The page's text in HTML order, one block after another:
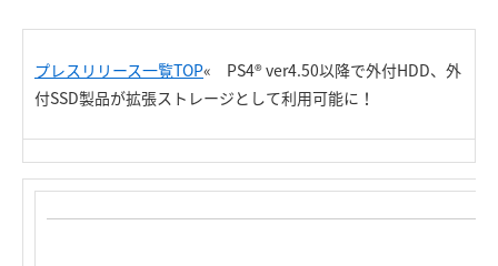
プレスリリース一覧TOP« PS4® ver4.50以降で外付HDD、外
付SSD製品が拡張ストレージとして利用可能に！